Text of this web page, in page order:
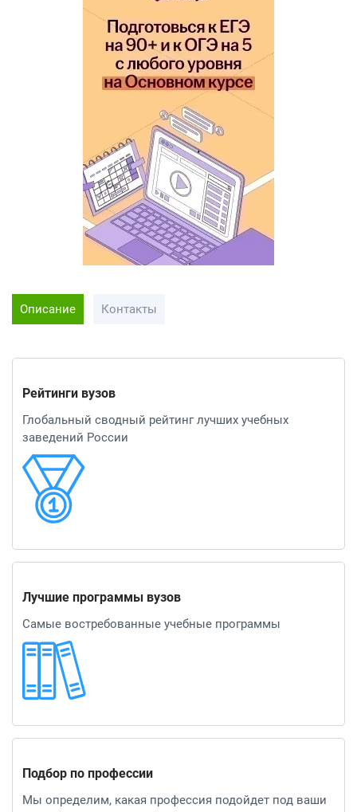
Описание Контакты
Рейтинги вузов
Глобальный сводный рейтинг лучших учебных
заведений России
Лучшие программы вузов
Самые востребованные учебные программы
Подбор по профессии
Мы определим, какая профессия подойдет под ваши